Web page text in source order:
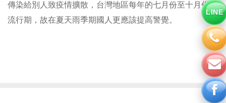
傳染給別人致疫情擴散，台灣地區每年的七月份至十月份為
流行期，故在夏天雨季期國人更應該提高警覺。
LINE